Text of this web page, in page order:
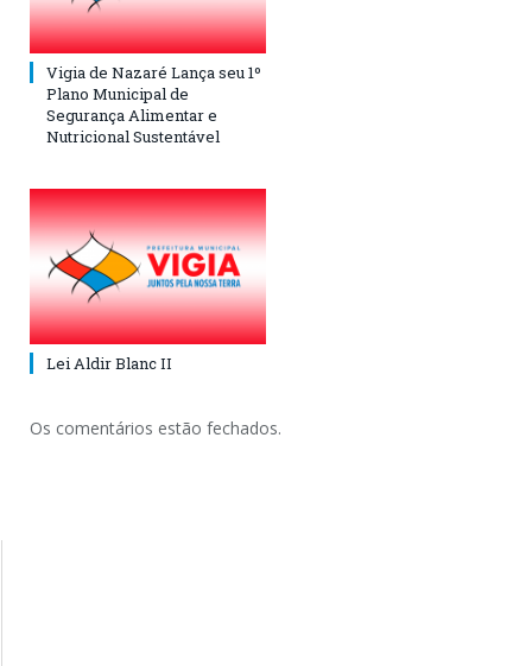
Vigia de Nazaré Lança seu 1º
Plano Municipal de
Segurança Alimentar e
Nutricional Sustentável
Lei Aldir Blanc II
Os comentários estão fechados.